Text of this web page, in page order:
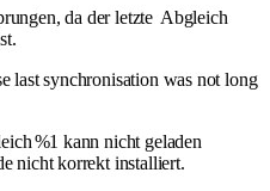
da der letzte Abgleich
last synchronisation was not long
%1 kann nicht geladen
nicht korrekt installiert.